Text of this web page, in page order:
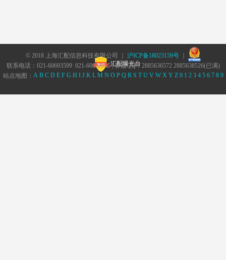
© 2018 上海汇配信息科技有限公司 ｜ 沪ICP备18023159号｜
汇配曝光台
联系电话：021-60693599 021-60693555 | 客服QQ：2885636572 2885638526(已满)
站点地图： A B C D E F G H I J K L M N O P Q R S T U V W X Y Z 0 1 2 3 4 5 6 7 8 9